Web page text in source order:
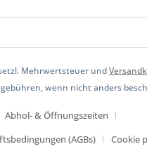
Mehrwertsteuer und
wenn nicht anders
Abhol- & Öffnungszeiten
(AGBs)
Cookie